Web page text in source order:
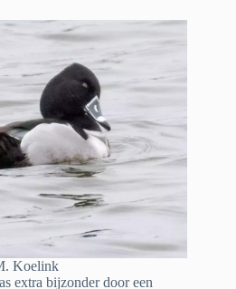
Koelink
extra bijzonder door een